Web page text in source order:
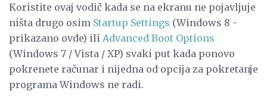
Koristite ovaj vodič kada se na ekranu ne pojavljuje
ništa drugo osim Startup Settings (Windows 8 -
prikazano ovde) ili Advanced Boot Options
(Windows 7 / Vista / XP) svaki put kada ponovo
pokrenete računar i nijedna od opcija za pokretanje
programa Windows ne radi.